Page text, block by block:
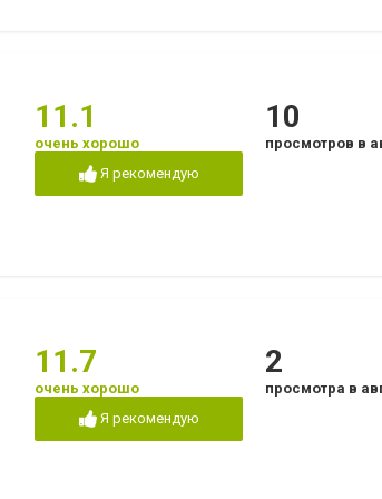
11.1
очень хорошо
Я рекомендую
10
просмотров в
11.7
очень хорошо
Я рекомендую
2
просмотра в